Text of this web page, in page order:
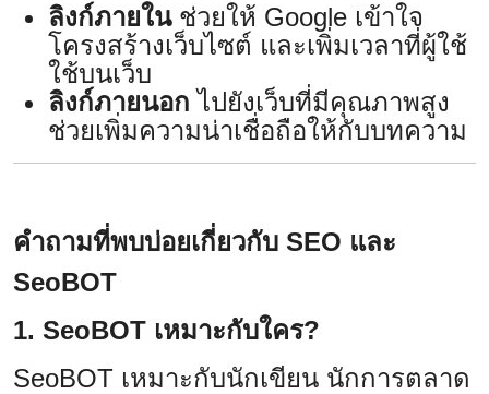
ลิงก์ภายในช่วยให้ Google เข้าใจ
โครงสร้างเว็บไซต์ และเพิ่มเวลาที่ผู้ใช้
ใช้บนเว็บ
ลิงก์ภายนอก ไปยังเว็บที่มีคุณภาพสูง
ช่วยเพิ่มความน่าเชื่อถือให้กับบทความ
คำถามที่พบบ่อยเกี่ยวกับ SEO และ
SeoBOT
1. SeoBOT เหมาะกับใคร?
SeoBOT เหมาะกับนักเขียน นักการตลาด